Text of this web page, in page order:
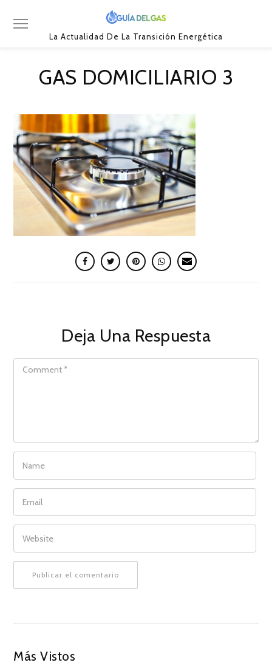
La Actualidad De La Transición Energética
GAS DOMICILIARIO 3
Deja Una Respuesta
COMMENT
NAME
EMAIL
WEBSITE
Más Vistos